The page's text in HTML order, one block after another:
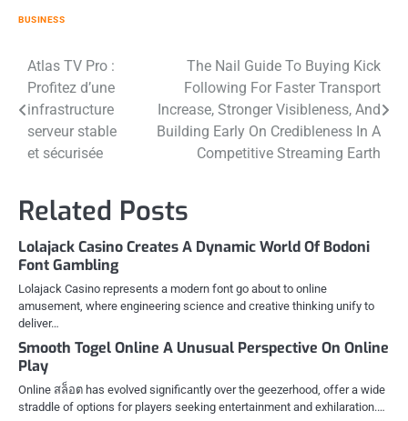
BUSINESS
Post
navigation
Atlas TV Pro :
Profitez d’une
infrastructure
serveur stable
et sécurisée
The Nail Guide To Buying Kick
Following For Faster Transport
Increase, Stronger Visibleness, And
Building Early On Credibleness In A
Competitive Streaming Earth
Related Posts
Lolajack Casino Creates A Dynamic World Of Bodoni
Font Gambling
Lolajack Casino represents a modern font go about to online
amusement, where engineering science and creative thinking unify to
deliver…
Smooth Togel Online A Unusual Perspective On Online
Play
Online สล็อต has evolved significantly over the geezerhood, offer a wide
straddle of options for players seeking entertainment and exhilaration.…